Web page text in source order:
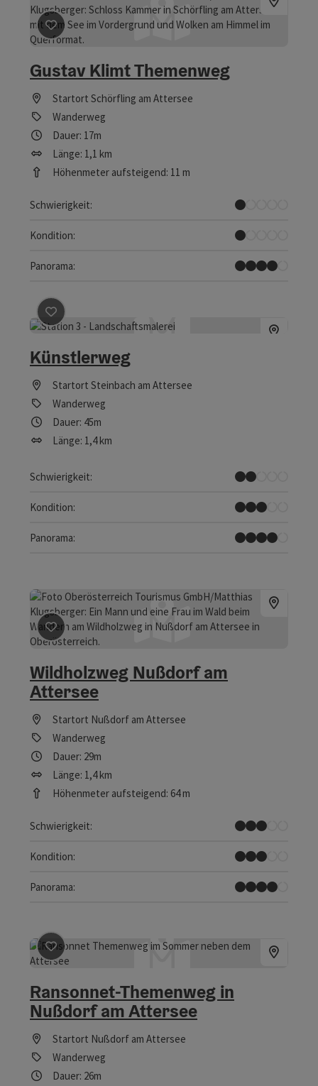
Beitrag merken: Gustav Klimt Themenweg
Gustav Klimt Themenweg
Startort Schörfling am Attersee
Wanderweg
Dauer: 17m
Länge: 1,1 km
Höhenmeter aufsteigend: 11 m
Schwierigkeit:
Sehr leicht
Kondition:
Sehr leicht
Panorama:
Tolles Panorama
Beitrag merken
Künstlerweg
Startort Steinbach am Attersee
Wanderweg
Dauer: 45m
Länge: 1,4 km
Schwierigkeit:
Leicht
Kondition:
Mittel
Panorama:
Tolles Panorama
Beitrag merken: Wildholzweg Nußdorf am Attersee
Wildholzweg Nußdorf am
Attersee
Startort Nußdorf am Attersee
Wanderweg
Dauer: 29m
Länge: 1,4 km
Höhenmeter aufsteigend: 64 m
Schwierigkeit:
Mittel
Kondition:
Mittel
Panorama:
Tolles Panorama
Beitrag merken: Ransonnet-Themenweg in Nußdorf
Ransonnet-Themenweg in
Nußdorf am Attersee
Startort Nußdorf am Attersee
Wanderweg
Dauer: 26m